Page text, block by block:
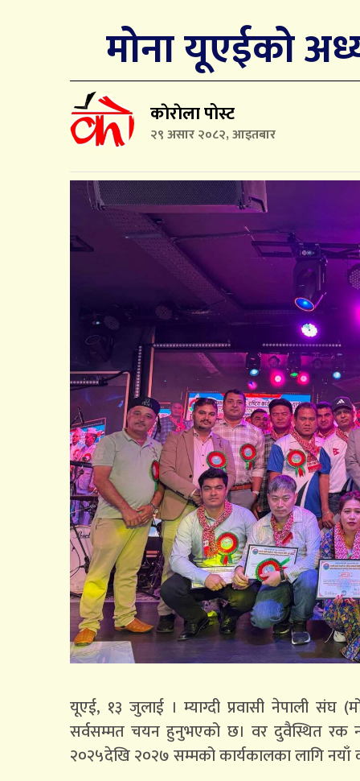
मोना यूएईको
काेराेला पोस्ट
२९ असार २०८२, आइतबार
यूएई, १३ जुलाई । म्याग्दी प्रवासी नेपाली संघ
सर्वसम्मत चयन हुनुभएको छ। वर दुवैस्थित रक
२०२५देखि २०२७ सम्मको कार्यकालका लागि नयाँ